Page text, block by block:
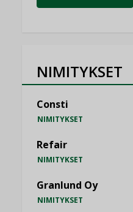
NIMITYKSET
Consti
NIMITYKSET
Refair
NIMITYKSET
Granlund Oy
NIMITYKSET